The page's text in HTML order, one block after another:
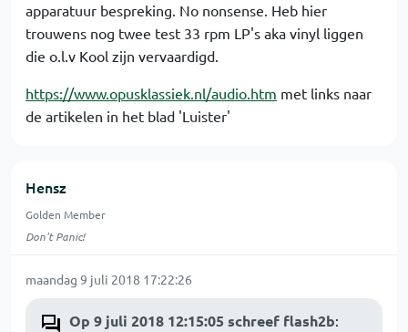
apparatuur bespreking. No nonsense. Heb hier
trouwens nog twee test 33 rpm LP's aka vinyl liggen
die o.l.v Kool zijn vervaardigd.
https://www.opusklassiek.nl/audio.htm met links naar
de artikelen in het blad 'Luister'
Hensz
Golden Member
Don't Panic!
maandag 9 juli 2018 17:22:26
Op 9 juli 2018 12:15:05 schreef flash2b: